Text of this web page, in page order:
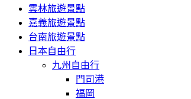
雲林旅遊景點
嘉義旅遊景點
台南旅遊景點
日本自由行
九州自由行
門司港
福岡